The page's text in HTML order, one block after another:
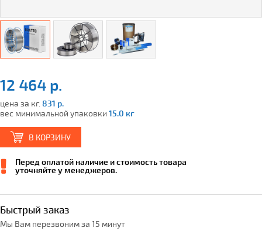
12 464 р.
цена за кг. 831 р.
вес минимальной упаковки 15.0 кг
В КОРЗИНУ
Перед оплатой наличие и стоимость товара
уточняйте у менеджеров.
Быстрый заказ
Мы Вам перезвоним за 15 минут